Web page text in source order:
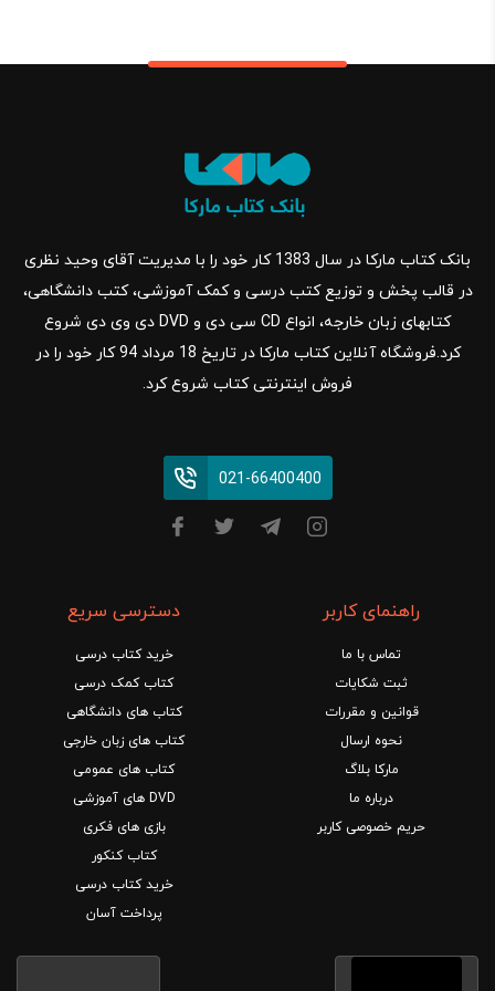
بانک کتاب مارکا در سال 1383 کار خود را با مدیریت آقای وحید نظری
در قالب پخش و توزیع کتب درسی و کمک آموزشی، کتب دانشگاهی،
کتابهای زبان خارجه، انواع CD سی دی و DVD دی وی دی شروع
کرد.فروشگاه آنلاین کتاب مارکا در تاریخ 18 مرداد 94 کار خود را در
فروش اینترنتی کتاب شروع کرد.
021-66400400
راهنمای کاربر
تماس با ما
ثبت شکایات
قوانین و مقررات
نحوه ارسال
مارکا بلاگ
درباره ما
حریم خصوصی کاربر
دسترسی سریع
خرید کتاب درسی
کتاب کمک درسی
کتاب های دانشگاهی
کتاب های زبان خارجی
کتاب های عمومی
DVD های آموزشی
بازی های فکری
کتاب کنکور
خرید کتاب درسی
پرداخت آسان